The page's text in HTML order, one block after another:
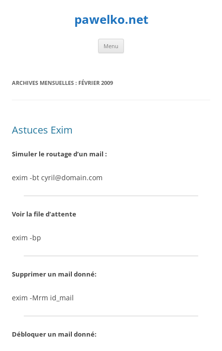
pawelko.net
Menu
ARCHIVES MENSUELLES : FÉVRIER 2009
Astuces Exim
Simuler le routage d’un mail :
exim -bt cyril@domain.com
Voir la file d’attente
exim -bp
Supprimer un mail donné:
exim -Mrm id_mail
Débloquer un mail donné: